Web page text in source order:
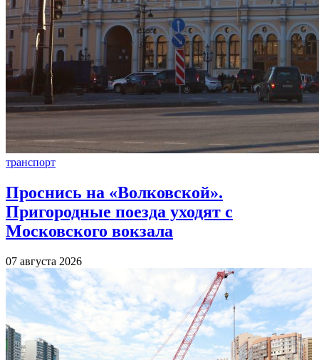
транспорт
Проснись на «Волковской».
Пригородные поезда уходят с
Московского вокзала
07 августа 2026